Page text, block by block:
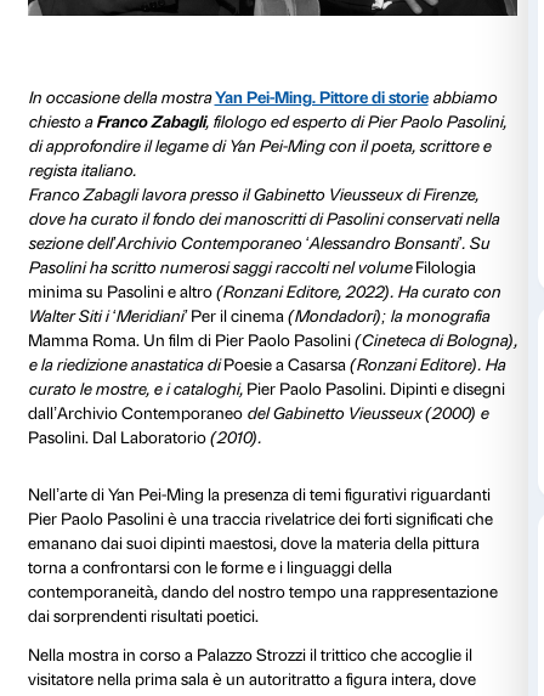
In occasione della mostra
di approfondire il legame di Yan Pei-Ming con il
regista italiano.
Franco Zabagli lavora presso il Gabinetto Vieusseux
dove ha curato il fondo dei manoscritti di Pasolini
Pasolini ha scritto numerosi saggi raccolti nel